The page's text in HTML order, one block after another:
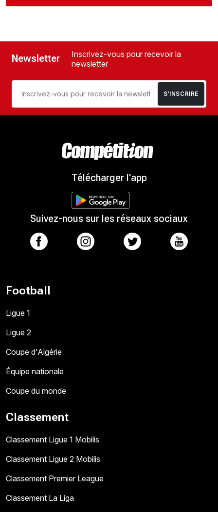
Newsletter
Inscrivez-vous pour recevoir la
newsletter
S’INSCRIRE
Télécharger l'app
Suivez-nous sur les réseaux sociaux
Football
Ligue 1
Ligue 2
Coupe d'Algérie
Équipe nationale
Coupe du monde
Classement
Classement Ligue 1 Mobilis
Classement Ligue 2 Mobilis
Classement Premier League
Classement La Liga